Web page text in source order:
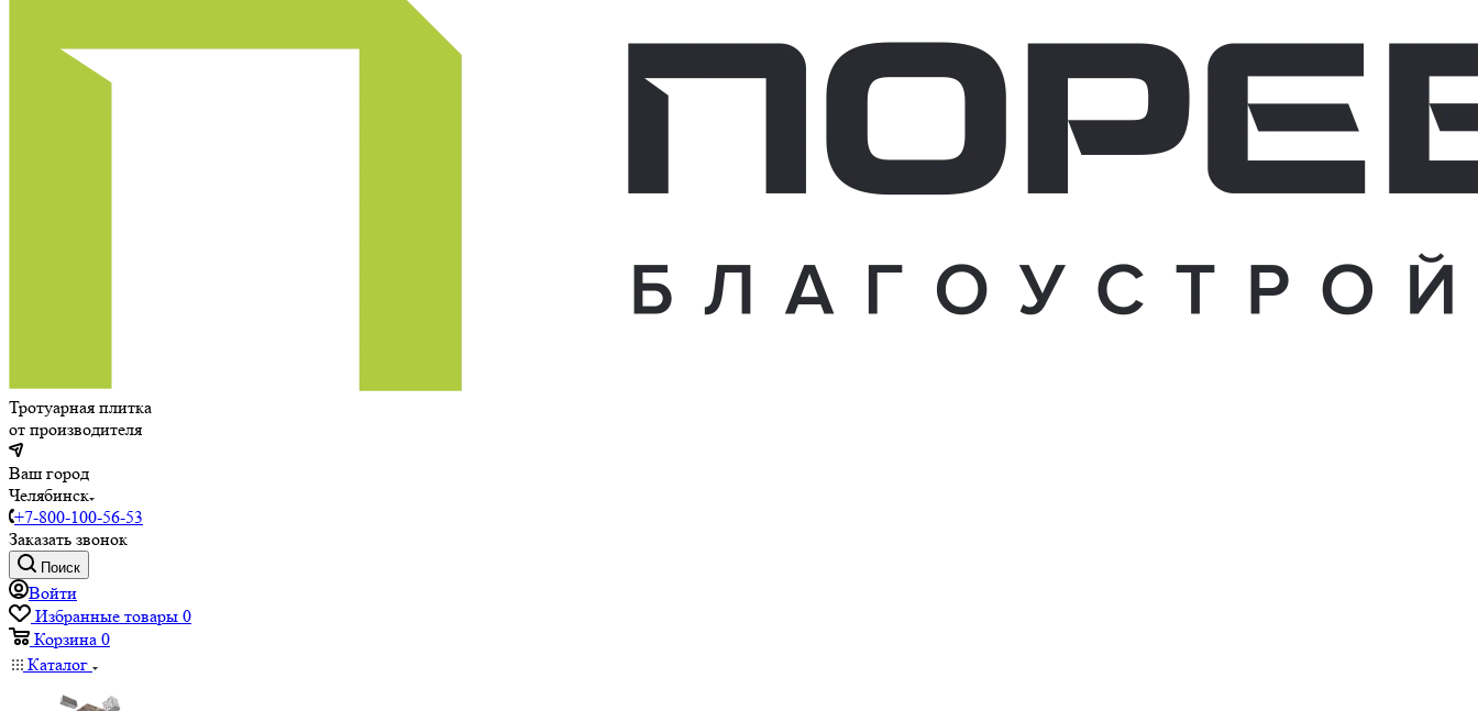
Тротуарная плитка
от производителя
Ваш город
Челябинск
+7-800-100-56-53
Заказать звонок
Поиск
Войти
Избранные товары 0
Корзина 0
Каталог